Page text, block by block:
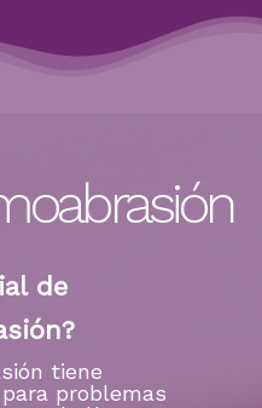
de
tiene
problemas